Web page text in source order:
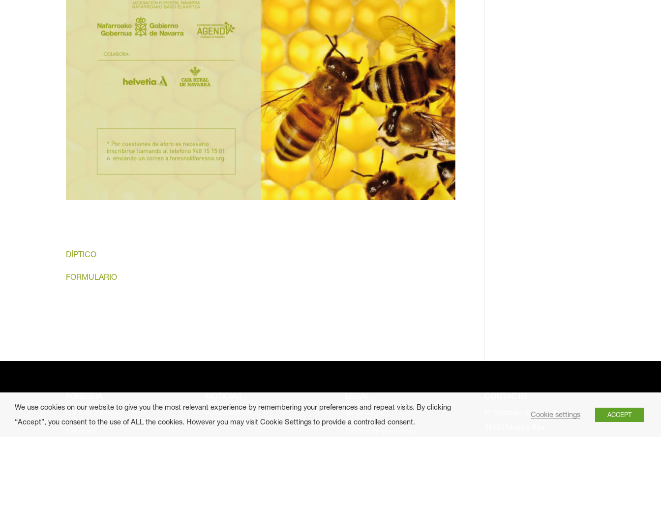
DÍPTICO
FORMULARIO
Quienes Somos Actualidad Aviso Legal
P.º Santxiki, 2, 1, L.1.9
We use cookies on our website to give you the most relevant experience by remembering your preferences and repeat visits. By clicking
“Accept”, you consent to the use of ALL the cookies. However you may visit Cookie Settings to provide a controlled consent.
Cookie settings ACCEPT